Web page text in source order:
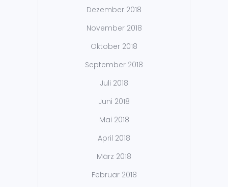
Dezember 2018
November 2018
Oktober 2018
September 2018
Juli 2018
Juni 2018
Mai 2018
April 2018
März 2018
Februar 2018